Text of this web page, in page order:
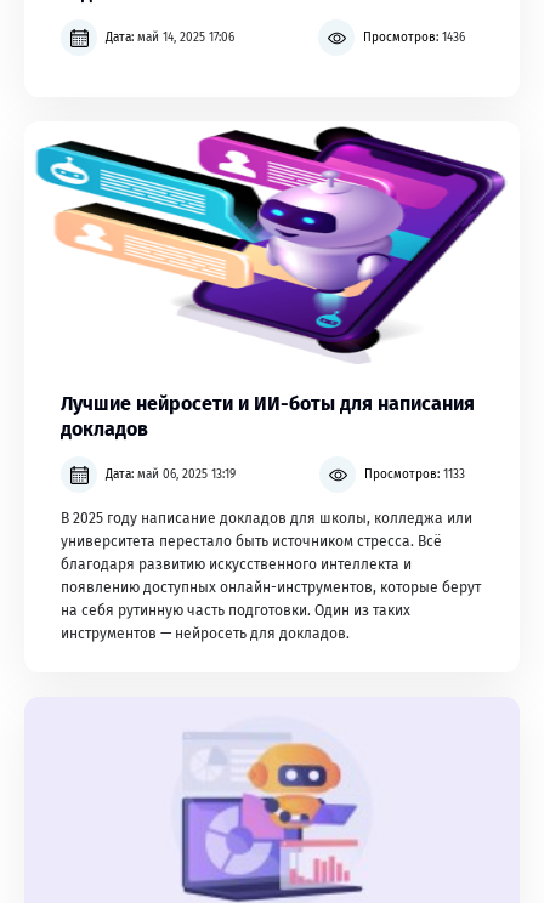
Дата: май 14, 2025 17:06 Просмотров: 1436
Лучшие нейросети и ИИ-боты для написания
докладов
Дата: май 06, 2025 13:19 Просмотров: 1133
В 2025 году написание докладов для школы, колледжа или
университета перестало быть источником стресса. Всё
благодаря развитию искусственного интеллекта и
появлению доступных онлайн-инструментов, которые берут
на себя рутинную часть подготовки. Один из таких
инструментов — нейросеть для докладов.